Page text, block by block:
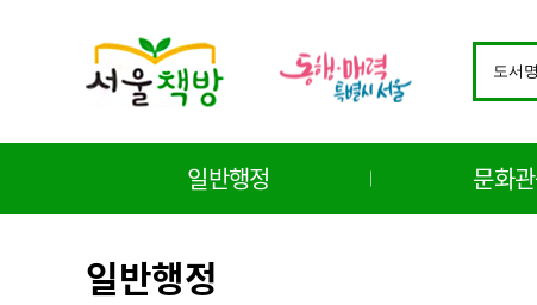
창
선
일반행정 문화
일반행정